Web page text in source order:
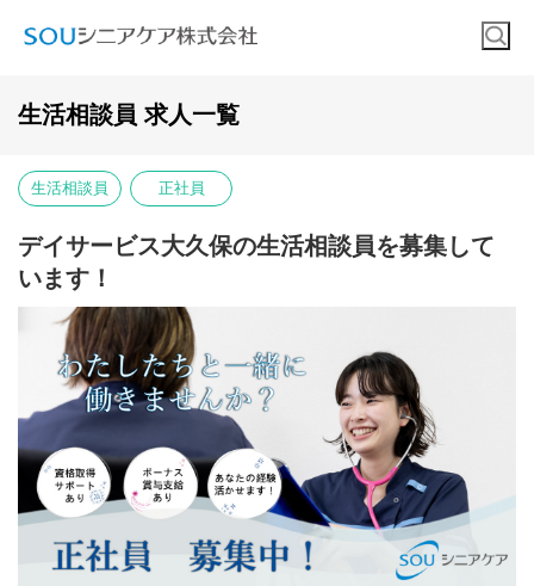
生活相談員 求人一覧
生活相談員 正社員
デイサービス大久保の生活相談員を募集して
います！